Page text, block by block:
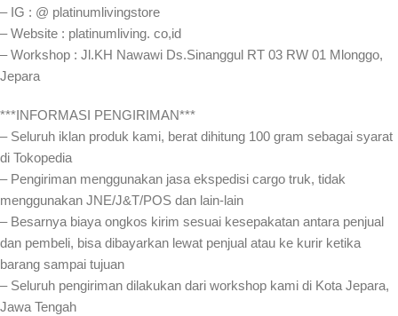
– IG : @ platinumlivingstore
– Website : platinumliving. co,id
– Workshop : Jl.KH Nawawi Ds.Sinanggul RT 03 RW 01 Mlonggo,
Jepara
***INFORMASI PENGIRIMAN***
– Seluruh iklan produk kami, berat dihitung 100 gram sebagai syarat
di Tokopedia
– Pengiriman menggunakan jasa ekspedisi cargo truk, tidak
menggunakan JNE/J&T/POS dan lain-lain
– Besarnya biaya ongkos kirim sesuai kesepakatan antara penjual
dan pembeli, bisa dibayarkan lewat penjual atau ke kurir ketika
barang sampai tujuan
– Seluruh pengiriman dilakukan dari workshop kami di Kota Jepara,
Jawa Tengah